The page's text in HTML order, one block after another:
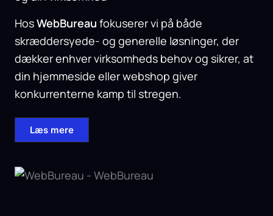
HosWebBureau fokuserer vi på både
skræddersyede- og generelle løsninger, der
dækker enhver virksomheds behov og sikrer, at
din hjemmeside eller webshop giver
konkurrenterne kamp til stregen.
Læs mere